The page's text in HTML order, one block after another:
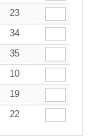
35.10
23
35.10
34
35.10
35
43.89
10
43.89
19
43.89
22